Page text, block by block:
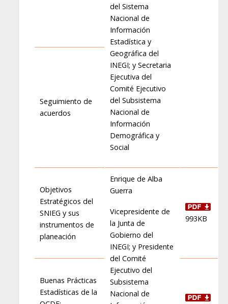
del Sistema
Nacional de
Información
Estadística y
Geográfica del
INEGI; y Secretaria
Ejecutiva del
Comité Ejecutivo
del Subsistema
Nacional de
Información
Demográfica y
Social
Seguimiento de
acuerdos
Objetivos
Estratégicos del
SNIEG y sus
instrumentos de
planeación
Enrique de Alba
Guerra
Vicepresidente de
la Junta de
Gobierno del
INEGI; y Presidente
del Comité
Ejecutivo del
Subsistema
Nacional de
993KB
Buenas Prácticas
Estadísticas de la